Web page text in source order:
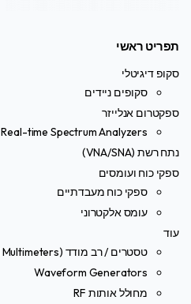
תפריט ראשי
סקופ דיגיטלי
סקופים ניידים
ספקטרום אנלייזר
Real-time Spectrum Analyzers
נתח רשת (VNA/SNA)
ספקי כוח ועומסים
ספקי כוח מעבדתיים
עומס אלקטרוני
עוד
טסטרים / רב מודד (Digital Multimeters)
Waveform Generators
מחולל אותות RF